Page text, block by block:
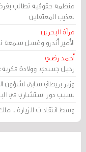
منظمة حقوقية تطالب
تعذيب المعتقلين
مرآة البحرين
الأمير أندرو وغسل سمعة
أحمد رضي
رحيل جسدي، وولادة فكرية:
وزير بريطاني سابق
بسبب دور استشاري في
وسط انتقادات للزيارة ..